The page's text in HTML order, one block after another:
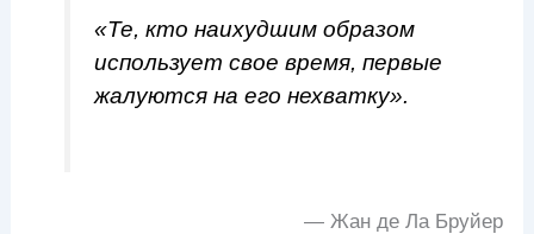
«Те, кто наихудшим образом
использует свое время, первые
жалуются на его нехватку».
— Жан де Ла Бруйер